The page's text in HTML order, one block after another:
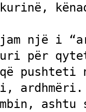
jam një i
për
ardhmëri.
ashtu